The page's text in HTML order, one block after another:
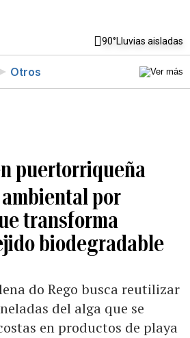
90°Lluvias aisladas
Otros
puertorriqueña
por
transforma
biodegradable
do Rego busca reutilizar
del alga que se
en productos de playa